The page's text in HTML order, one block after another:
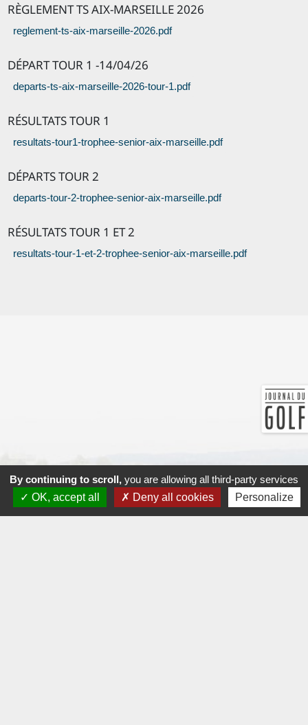
RÈGLEMENT TS AIX-MARSEILLE 2026
reglement-ts-aix-marseille-2026.pdf
DÉPART TOUR 1 -14/04/26
departs-ts-aix-marseille-2026-tour-1.pdf
RÉSULTATS TOUR 1
resultats-tour1-trophee-senior-aix-marseille.pdf
DÉPARTS TOUR 2
departs-tour-2-trophee-senior-aix-marseille.pdf
RÉSULTATS TOUR 1 ET 2
resultats-tour-1-et-2-trophee-senior-aix-marseille.pdf
By continuing to scroll, you are allowing all third-party services
OK, accept all
Deny all cookies Personalize